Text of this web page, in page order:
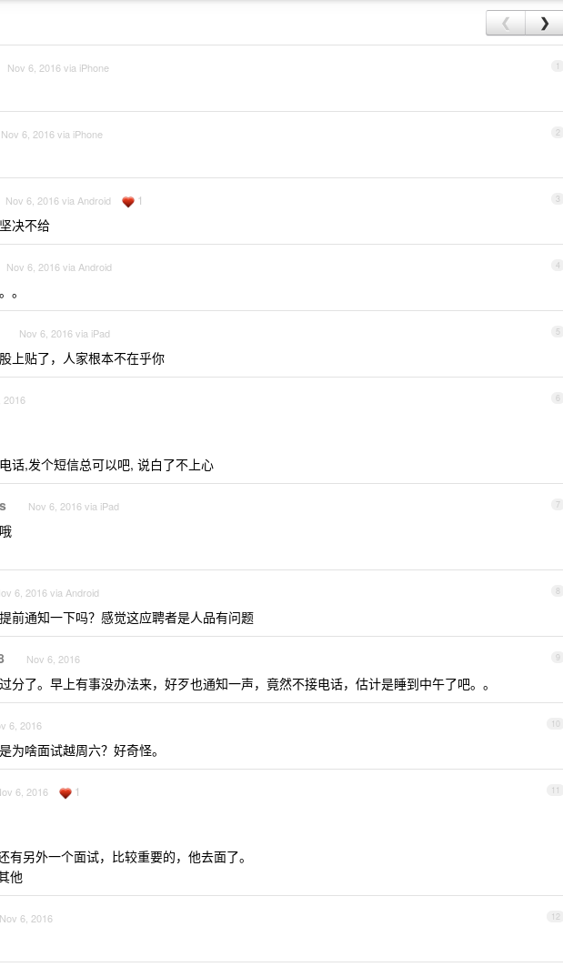
❮ ❯
1
Nov 6, 2016 via iPhone
2
Nov 6, 2016 via iPhone
3
Nov 6, 2016 via Android 1
决不给
4
Nov 6, 2016 via Android
。
5
Nov 6, 2016 via iPad
上贴了，人家根本不在乎你
6
2016
话,发个短信总可以吧, 说白了不上心
7
Nov 6, 2016 via iPad
8
6, 2016 via Android
前通知一下吗？感觉这应聘者是人品有问题
9
Nov 6, 2016
分了。早上有事没办法来，好歹也通知一声，竟然不接电话，估计是睡到中午了吧。。
10
6, 2016
为啥面试越周六？好奇怪。
11
6, 2016 1
有另外一个面试，比较重要的，他去面了。
他
12
Nov 6, 2016